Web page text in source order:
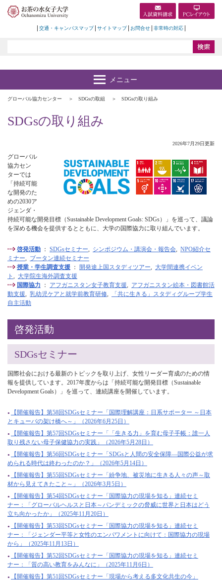
交通・キャンパスマップ サイトマップ お問合せ 非常時の対応
グローバル協力センター SDGsの取組 SDGsの取り組み
SDGsの取り組み
2026年7月29日更新
グローバル
協力セン
ターでは
「持続可能
な開発のた
めの2030ア
ジェンダ・
持続可能な開発目標（Sustainable Development Goals: SDGs）」を巡って、議論
を深める機会を提供するとともに、大学の国際協力に取り組んでいます。
啓発活動 ： SDGsセミナー シンポジウム・講演会・報告会
NPO紹介セ
ミナー
ブータン連続セミナー
授業・学生調査支援 ： 開発途上国スタディツアー
大学間連携イベン
ト
大学院生海外調査支援
国際協力 ： アフガニスタン女子教育支援
アフガニスタン絵本・図書館活
動支援
乳幼児ケアと就学前教育研修
「共に生きる」スタディグループ学生
自主活動
啓発活動
SDGsセミナー
国際社会における最新のトピックを取り上げ、女性リーダー育成のための情
報を提供しています。2017年度からは「持続可能な開発目標（Sustainable
Development Goals）」を巡って、連続講座を開催しています。
【開催報告】第58回SDGsセミナー「国際理解講座：日系サポーター ～日本
とキューバの架け橋へ～」（2026年6月25日）
【開催報告】第57回SDGsセミナー「「生きる力」を育む母子手帳：誰一人
取り残さない母子保健協力の実践」（2026年5月28日）
【開催報告】第56回SDGsセミナー「SDGsと人間の安全保障―国際公益が求
められる時代は終わったのか？」（2026年5月14日）
【開催報告】第55回SDGsセミナー「紛争地、被災地に生きる人々の声～取
材から見えてきたこと～」（2026年3月5日）
【開催報告】第54回SDGsセミナー「国際協力の現場を知る」連続セミ
ナー：「グローバルヘルスと日本～パンデミックの脅威に世界と日本はどう
立ち向かったか」（2025年11月20日）
【開催報告】第53回SDGsセミナー「国際協力の現場を知る」連続セミ
ナー：「ジェンダー平等と女性のエンパワメントに向けて：国際協力の現場
から」（2025年11月13日）
【開催報告】第52回SDGsセミナー「国際協力の現場を知る」連続セミ
ナー：「質の高い教育をみんなに」（2025年11月6日）
【開催報告】第51回SDGsセミナー「現場から考える多文化共生の今」